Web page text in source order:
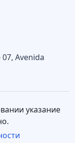
Avenida
указание